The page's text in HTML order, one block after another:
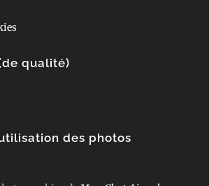
qualité)
des photos